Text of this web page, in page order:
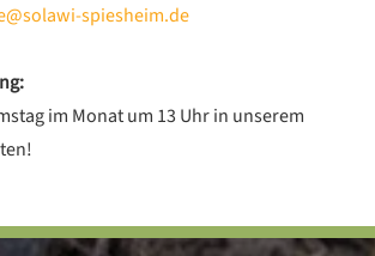
spiesheim.de
im Monat um 13 Uhr in unserem